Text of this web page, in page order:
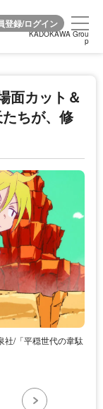
KADOKAWA Grou
p
KADOKAWA Grou
p
面カット＆
ちが、修
社/「平穏世代の韋駄